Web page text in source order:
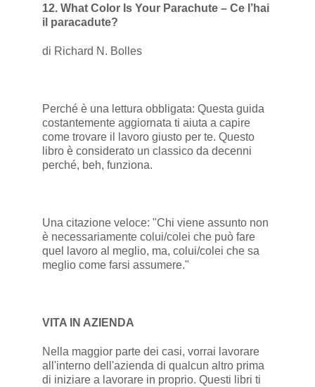
12. What Color Is Your Parachute – Ce l’hai
il paracadute?
di Richard N. Bolles
Perché è una lettura obbligata: Questa guida
costantemente aggiornata ti aiuta a capire
come trovare il lavoro giusto per te. Questo
libro è considerato un classico da decenni
perché, beh, funziona.
Una citazione veloce: "Chi viene assunto non
è necessariamente colui/colei che può fare
quel lavoro al meglio, ma, colui/colei che sa
meglio come farsi assumere."
VITA IN AZIENDA
Nella maggior parte dei casi, vorrai lavorare
all'interno dell'azienda di qualcun altro prima
di iniziare a lavorare in proprio. Questi libri ti